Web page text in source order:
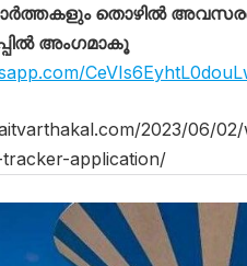
തൊഴിൽ
അംഗമാകൂ
2023/06/
application/